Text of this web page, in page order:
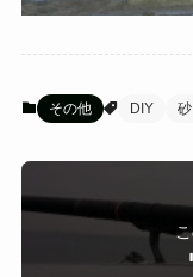
その他 DIY